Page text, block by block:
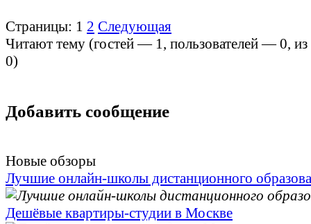
Страницы: 1 2 Следующая
Читают тему (гостей — 1, пользователей —0,
0)
Добавить сообщение
Новые обзоры
Лучшие онлайн-школы дистанционного
Дешёвые квартиры-студии в Москве